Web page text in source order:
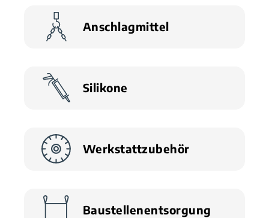
Anschlagmittel
Silikone
Werkstattzubehör
Baustellenentsorgung